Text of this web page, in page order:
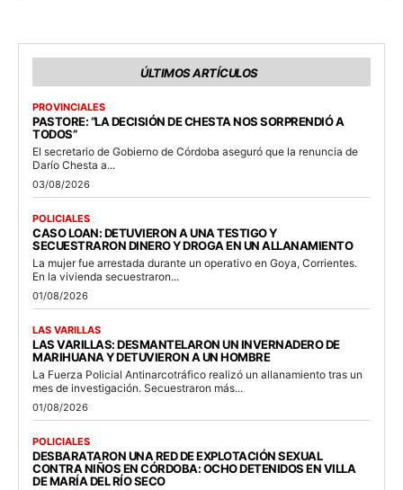
ÚLTIMOS ARTÍCULOS
PROVINCIALES
PASTORE: “LA DECISIÓN DE CHESTA NOS SORPRENDIÓ A
TODOS”
El secretario de Gobierno de Córdoba aseguró que la renuncia de
Darío Chesta a...
03/08/2026
POLICIALES
CASO LOAN: DETUVIERON A UNA TESTIGO Y
SECUESTRARON DINERO Y DROGA EN UN ALLANAMIENTO
La mujer fue arrestada durante un operativo en Goya, Corrientes.
En la vivienda secuestraron...
01/08/2026
LAS VARILLAS
LAS VARILLAS: DESMANTELARON UN INVERNADERO DE
MARIHUANA Y DETUVIERON A UN HOMBRE
La Fuerza Policial Antinarcotráfico realizó un allanamiento tras un
mes de investigación. Secuestraron más...
01/08/2026
POLICIALES
DESBARATARON UNA RED DE EXPLOTACIÓN SEXUAL
CONTRA NIÑOS EN CÓRDOBA: OCHO DETENIDOS EN VILLA
DE MARÍA DEL RÍO SECO